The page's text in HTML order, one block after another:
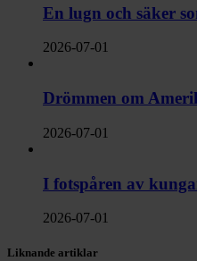
En lugn och säker
2026-07-01
Drömmen om
2026-07-01
I fotspåren av
2026-07-01
Liknande artiklar